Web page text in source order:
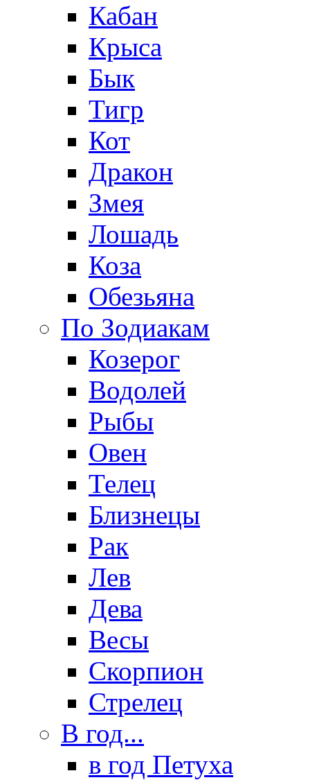
Кабан
Крыса
Бык
Тигр
Кот
Дракон
Змея
Лошадь
Коза
Обезьяна
По Зодиакам
Козерог
Водолей
Рыбы
Овен
Телец
Близнецы
Рак
Лев
Дева
Весы
Скорпион
Стрелец
В год...
в год Петуха